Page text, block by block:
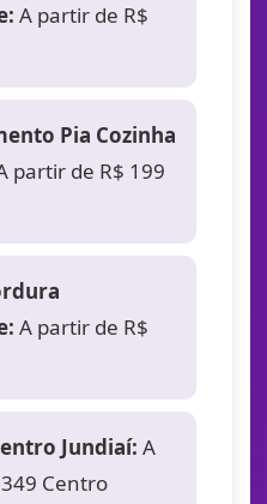
A partir de R$
Pia Cozinha
partir de R$ 199
A partir de R$
Jundiaí: A
Centro